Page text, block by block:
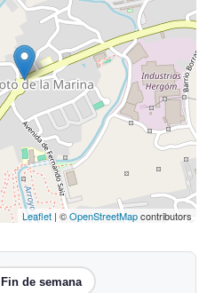
Leaflet | ©OpenStreetMapcontributors
Fin de semana